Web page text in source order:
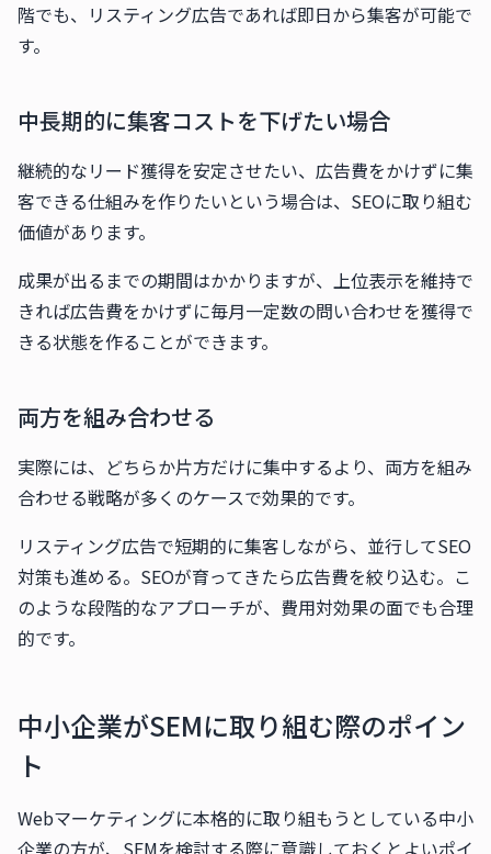
階でも、リスティング広告であれば即日から集客が可能で
す。
中長期的に集客コストを下げたい場合
継続的なリード獲得を安定させたい、広告費をかけずに集
客できる仕組みを作りたいという場合は、SEOに取り組む
価値があります。
成果が出るまでの期間はかかりますが、上位表示を維持で
きれば広告費をかけずに毎月一定数の問い合わせを獲得で
きる状態を作ることができます。
両方を組み合わせる
実際には、どちらか片方だけに集中するより、両方を組み
合わせる戦略が多くのケースで効果的です。
リスティング広告で短期的に集客しながら、並行してSEO
対策も進める。SEOが育ってきたら広告費を絞り込む。こ
のような段階的なアプローチが、費用対効果の面でも合理
的です。
中小企業がSEMに取り組む際のポイン
ト
Webマーケティングに本格的に取り組もうとしている中小
企業の方が、SEMを検討する際に意識しておくとよいポイ